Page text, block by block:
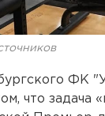
ФК
что задача